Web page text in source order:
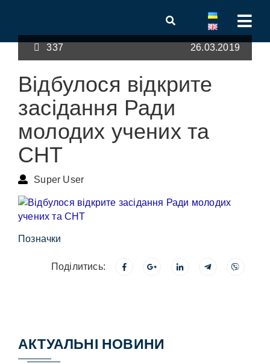
337 26.03.2019
Відбулося відкрите
засідання Ради
молодих учених та
СНТ
Super User
Позначки
Поділитись:
АКТУАЛЬНІ НОВИНИ